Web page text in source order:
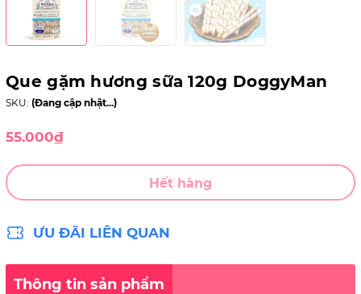
Que gặm hương sữa 120g DoggyMan
SKU: (Đang cập nhật...)
55.000₫
Hết hàng
ƯU ĐÃI LIÊN QUAN
Thông tin sản phẩm